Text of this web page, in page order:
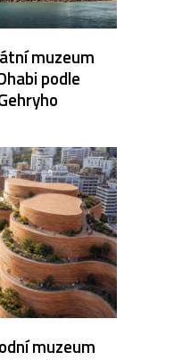
muzeum
podle
muzeum